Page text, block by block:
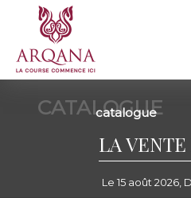
CATALOGUE
catalogue
LA
Le 15 août 2026,